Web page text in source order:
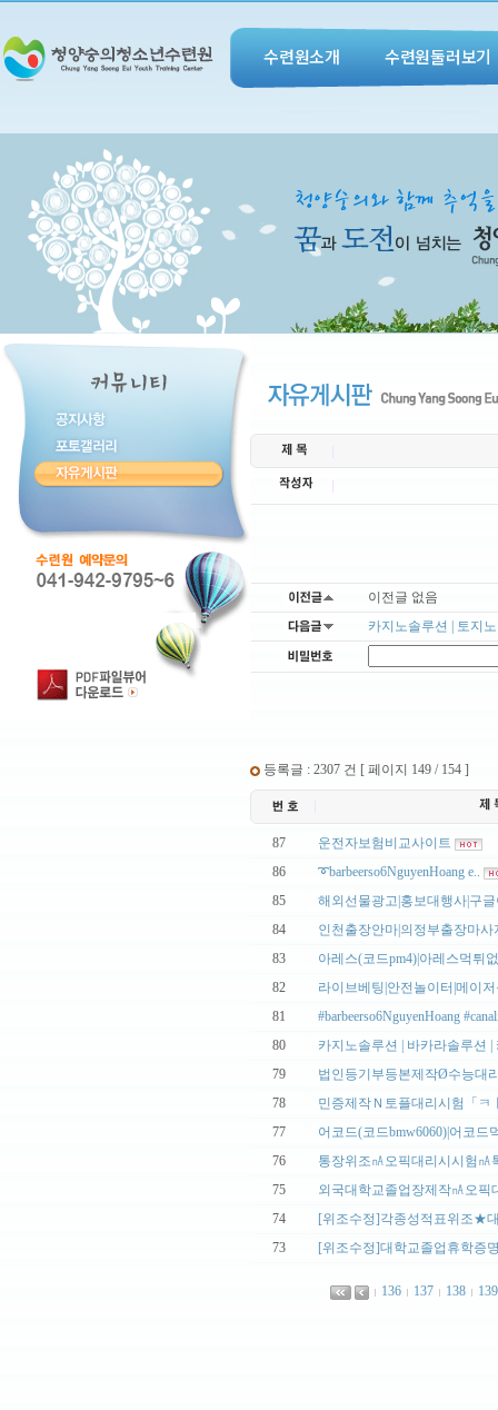
수련원소개 수련원둘러보기
이전글 없음
카지노솔루션 | 토지
등록글 : 2307 건 [ 페이지 149 / 154 ]
87
운전자보험비교사이트
86
➰barbeerso6NguyenHoang e..
85
해외선물광고|홍보대행사|구
84
인천출장안마|의정부출장마사
83
아레스(코드pm4)|아레스먹튀
82
라이브베팅|안전놀이터|메이
81
#barbeerso6NguyenHoang
80
카지노솔루션 | 바카라솔루션 |
79
법인등기부등본제작Ø수능대
78
민증제작Ｎ토플대리시험「ㅋ
77
어코드(코드bmw6060)|어코드
76
통장위조㎁오픽대리시시험㎁
75
외국대학교졸업장제작㎁오픽
74
[위조수정]각종성적표위조★
73
[위조수정]대학교졸업휴학증
136 137 138 139